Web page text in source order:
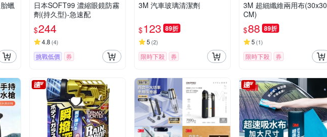
蠟
日本SOFT99 濃縮眼鏡防霧
劑(持久型)-急速配
$244
4.8 (4)
挑戰低價 券
3M 汽車玻璃清潔劑
$123 89折
5 (2)
限時下殺 券
3M 超細纖維兩用布(30x30
CM)
$88 89折
5 (1)
限時下殺 券